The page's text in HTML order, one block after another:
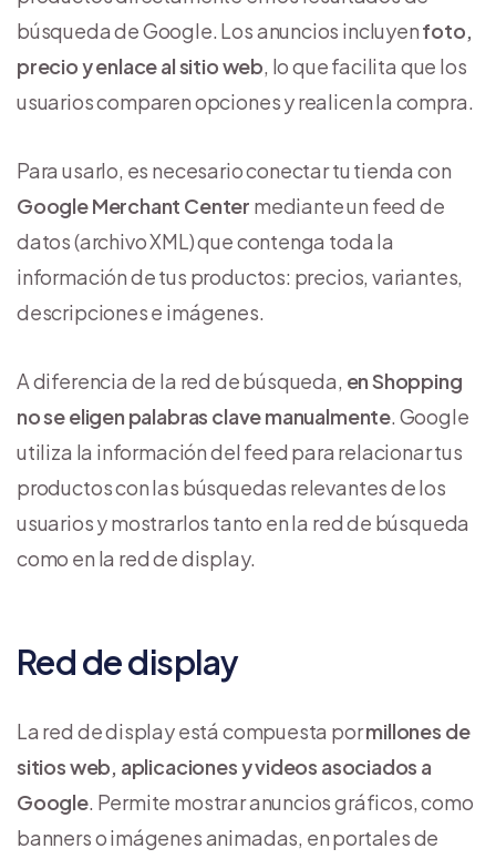
búsqueda de Google. Los anuncios incluyenfoto,
precio y enlace al sitio web, lo que facilita que los
usuarios comparen opciones y realicen la compra.
Para usarlo, es necesario conectar tu tienda con
Google Merchant Center mediante un feed de
datos (archivo XML) que contenga toda la
información de tus productos: precios, variantes,
descripciones e imágenes.
A diferencia de la red de búsqueda, en Shopping
no se eligen palabras clave manualmente. Google
utiliza la información del feed para relacionar tus
productos con las búsquedas relevantes de los
usuarios y mostrarlos tanto en la red de búsqueda
como en la red de display.
Red de display
La red de display está compuesta pormillones de
sitios web, aplicaciones y videos asociados a
Google. Permite mostrar anuncios gráficos, como
banners o imágenes animadas, en portales de